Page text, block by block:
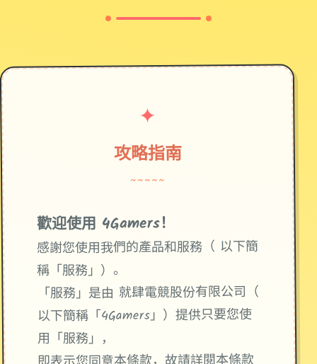
✦
攻略指南
~~~~~
歡迎使用 4Gamers！
感謝您使用我們的產品和服務（ 以下簡
稱「服務」）。
「服務」是由 就肆電競股份有限公司（
以下簡稱「4Gamers」）提供只要您使
用「服務」，